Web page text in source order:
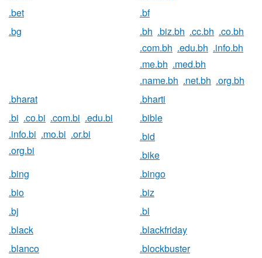
.bet
.bf
.bg
.bh .biz.bh .cc.bh .co.bh
.com.bh .edu.bh .info.bh
.me.bh .med.bh
.name.bh .net.bh .org.bh
.bharat
.bharti
.bi .co.bi .com.bi .edu.bi
.info.bi .mo.bi .or.bi
.org.bi
.bible
.bid
.bike
.bing
.bingo
.bio
.biz
.bj
.bl
.black
.blackfriday
.blanco
.blockbuster